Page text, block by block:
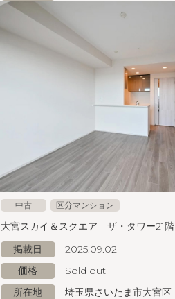
大宮スカイ＆スクエア ザ・タワー21階
掲載日
2025.09.02
価格
Sold out
所在地
埼玉県さいたま市大宮区
中古 区分マンション